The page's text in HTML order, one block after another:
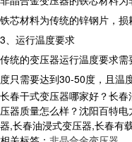
铁芯材料为传统的锌钢片，损
3、运行温度要求
传统的变压器运行温度要求
度只需要达到30-50度，且温
长春干式变压器哪家好？长
压器质量怎么样？沈阳百特
器,长春油浸式变压器,长春有